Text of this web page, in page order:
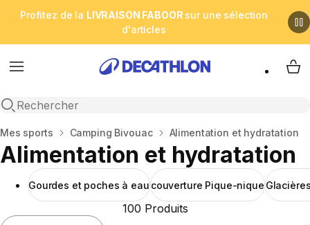
Profitez de la LIVRAISON FABOOR sur une sélection
d'articles
Menu
Open search
My
Accueil
Mes sports Camping Bivouac Alimentation et hydratation
Alimentation et hydratation
Gourdes et poches à eau couverture Pique-nique
100 Produits